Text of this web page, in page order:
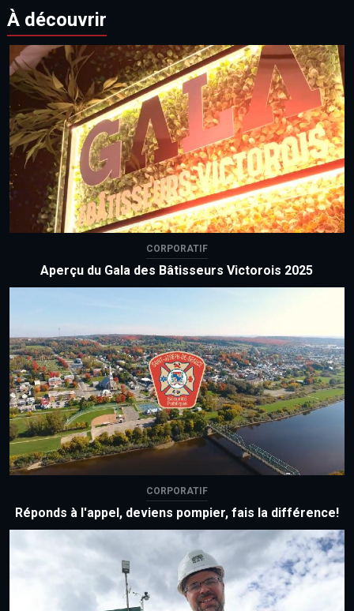
À découvrir
CORPORATIF
Aperçu du Gala des Bâtisseurs Victorois 2025
CORPORATIF
Réponds à l'appel, deviens pompier, fais la différence!